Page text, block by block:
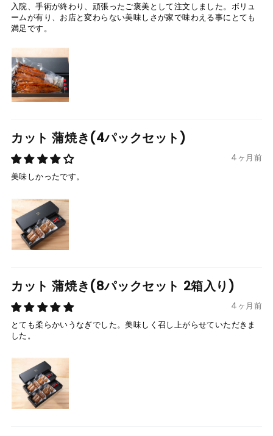
入院、手術が終わり、頑張ったご褒美として注文しました。ボリュ
ームが有り、お店と変わらない美味しさが家で味わえる事にとても
満足です。
カット 蒲焼き(4パックセット)
4ヶ月前
美味しかったです。
カット 蒲焼き(8パックセット 2箱入り)
4ヶ月前
とても柔らかいうなぎでした。美味しく召し上がらせていただきま
した。